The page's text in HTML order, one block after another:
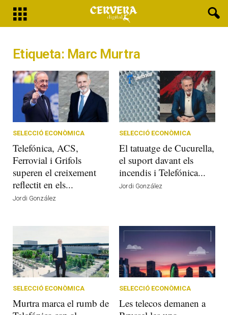
Etiqueta: Marc Murtra
SELECCIÓ ECONÒMICA
Telefónica, ACS,
Ferrovial i Grifols
superen el creixement
reflectit en els...
Jordi González
SELECCIÓ ECONÒMICA
El tatuatge de Cucurella,
el suport davant els
incendis i Telefónica...
Jordi González
SELECCIÓ ECONÒMICA
Murtra marca el rumb de
SELECCIÓ ECONÒMICA
Les telecos demanen a